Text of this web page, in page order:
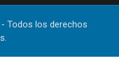
- Todos los derechos